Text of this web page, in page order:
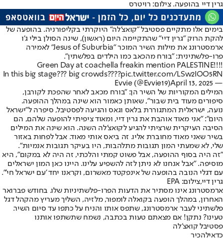
גרין דיי בהופעה. צילום: רויטרס
בימים אלו מתקיים פסטיבל "קואצ'לה" היוקרתי בקליפורניה. בהופעה של
להקת הרוק "גרין דיי" שהתקיימה היום (ראשון), שינה הסולן בילי ג'ו
ארמסטרונג את מילות השיר המוכר "Jesus of Suburbia" לאמירה
פרו-פלשתינית: "בורח מהכאב כמו הילדים בפלשתין".
Green Day at coachella freakin mention PALESTINE!!!!
In this big stage??? big crowds????pic.twitter.com/LSw2IOO5RN
— Evvie (@Evvie19)
April 13, 2025
המילים המקוריות של השיר הן: "בורח מכאב לאחר שהפכת לקורבן,
סיפורים מעוד בית שבור", שאותן כאמור הוא שינה במהלך ההופעה.
נועה, ישראלית המתגוררת בלאס וגאס והגיעה לפסטיבל, סיפרה ל"ישראל
היום": "אני מאוד אוהבת את גרין דיי, ומאוד ציפיתי להופעה שלהם, הם
הסיבה העיקרית שרציתי להגיע לקואצ'לה השנה. הוא שינה את המילים
בשיר שאני מאוד מחוברת אליו. זה ביאס אותי מאוד. אבל לפחות באזור
שלי, לא שמעתי המון תגובות מתלהבות, היו בעיקר תגובות אנמיות".
"זה היה בסוף ההופעה, אבל פשוט קמתי והלכתי, זה היה לא במקום", היא
מוסיפה. "אבל אנחנו לא ניתן לזה להשפיע עלינו. היינו כאן המון ישראלים
עם דגלי הנובה בהופעה של אינפקטד מאשרום, וקראנו יחד 'עם ישראל חי'".
גרין דיי,צילום: EPA
ארמסטרונג אינו מסתיר את הדעות הפרו-פלשתיניות שלו. בחודש פברואר
האחרון, במהלך הופעה בקואלה לומפור, מלזיה, השליך מעריץ מהקהל דגל
פלשתיני לעבר ארמסטרונג, שתפס אותו והניח על כתפו עד סיום השיר.
טעינו? נתקן! אם מצאתם טעות בכתבה, נשמח שתשתפו אותנו
פסטיבל קואצ'לה
כדאילהכיר